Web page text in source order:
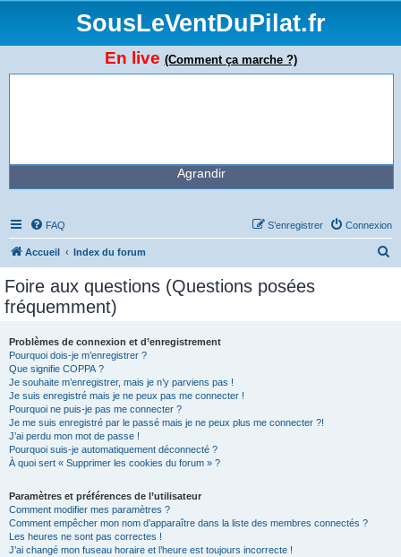
SousLeVentDuPilat.fr
En live (Comment ça marche ?)
Agrandir
FAQ Connexion
S’enregistrer
Accueil Index du forum
Foire aux questions (Questions posées
fréquemment)
Problèmes de connexion et d’enregistrement
Pourquoi dois-je m’enregistrer ?
Que signifie COPPA ?
Je souhaite m’enregistrer, mais je n’y parviens pas !
Je suis enregistré mais je ne peux pas me connecter !
Pourquoi ne puis-je pas me connecter ?
Je me suis enregistré par le passé mais je ne peux plus me connecter ?!
J’ai perdu mon mot de passe !
Pourquoi suis-je automatiquement déconnecté ?
À quoi sert « Supprimer les cookies du forum » ?
Paramètres et préférences de l’utilisateur
Comment modifier mes paramètres ?
Comment empêcher mon nom d’apparaître dans la liste des membres connectés ?
Les heures ne sont pas correctes !
J’ai changé mon fuseau horaire et l’heure est toujours incorrecte !